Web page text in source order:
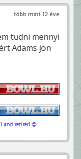
több mint 12 éve
tudni mennyi
Adams jön
and retired 😊